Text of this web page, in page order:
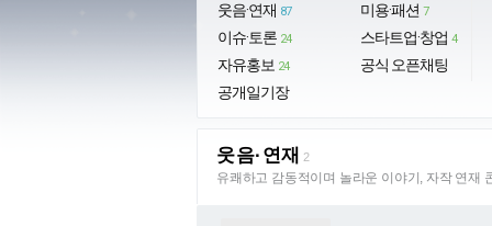
웃음·연재 87
이슈·토론 24
자유홍보 24
공개일기장
미용·패션 7
스타트업·창업 4
공식 오픈채팅
웃음·연재 2
유쾌하고 감동적이며 놀라운 이야기, 자작 연재